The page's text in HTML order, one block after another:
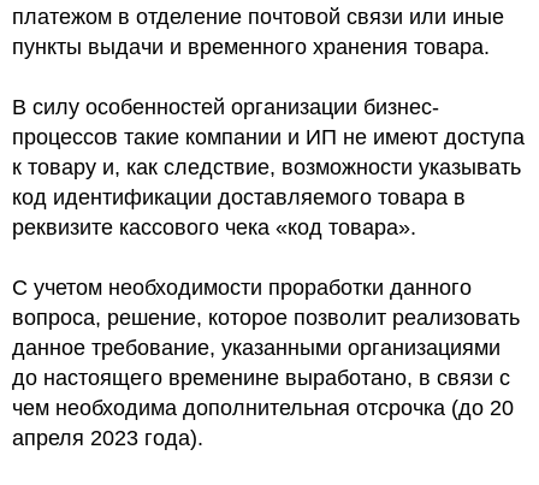
платежом в отделение почтовой связи или иные
пункты выдачи и временного хранения товара.
В силу особенностей организации бизнес-
процессов такие компании и ИП не имеют доступа
к товару и, как следствие, возможности указывать
код идентификации доставляемого товара в
реквизите кассового чека «код товара».
С учетом необходимости проработки данного
вопроса, решение, которое позволит реализовать
данное требование, указанными организациями
до настоящего временине выработано, в связи с
чем необходима дополнительная отсрочка (до 20
апреля 2023 года).